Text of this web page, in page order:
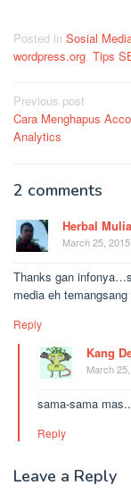
Posted in Sosial
wordpress.org, Tips
Post
navigation
Previous post
Cara Menghapus
Analytics
2 comments
Herbal Mulia
March 25,
Thanks gan
media eh
Reply
Kang
March
sama-sama mas..
Reply
Leave a Reply